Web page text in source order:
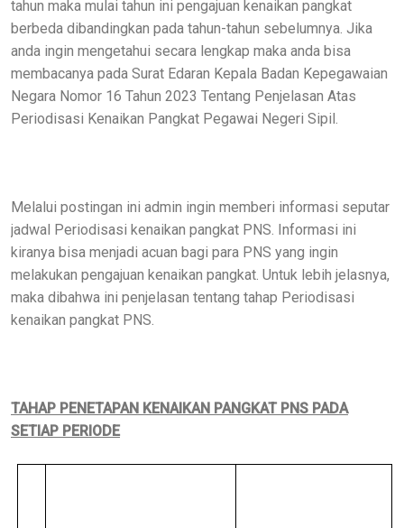
tahun maka mulai tahun ini pengajuan kenaikan pangkat
berbeda dibandingkan pada tahun-tahun sebelumnya. Jika
anda ingin mengetahui secara lengkap maka anda bisa
membacanya pada Surat Edaran Kepala Badan Kepegawaian
Negara Nomor 16 Tahun 2023 Tentang Penjelasan Atas
Periodisasi Kenaikan Pangkat Pegawai Negeri Sipil.
Melalui postingan ini admin ingin memberi informasi seputar
jadwal Periodisasi kenaikan pangkat PNS. Informasi ini
kiranya bisa menjadi acuan bagi para PNS yang ingin
melakukan pengajuan kenaikan pangkat. Untuk lebih jelasnya,
maka dibahwa ini penjelasan tentang tahap Periodisasi
kenaikan pangkat PNS.
TAHAP PENETAPAN KENAIKAN PANGKAT PNS PADA
SETIAP PERIODE